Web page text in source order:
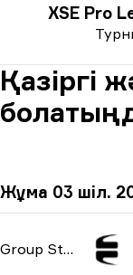
XSE Pro
Қазіргі
Жұма 03 шіл.
Group Stage